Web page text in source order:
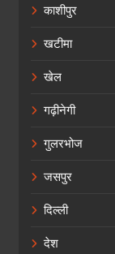
काशीपुर
खटीमा
खेल
गढ़ीनेगी
गुलरभोज
जसपुर
दिल्ली
देश